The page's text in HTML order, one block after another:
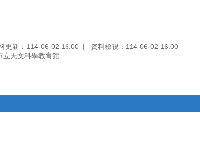
更新：114-06-02 16:00
資料檢視：114-06-02 16:00
立天文科學教育館